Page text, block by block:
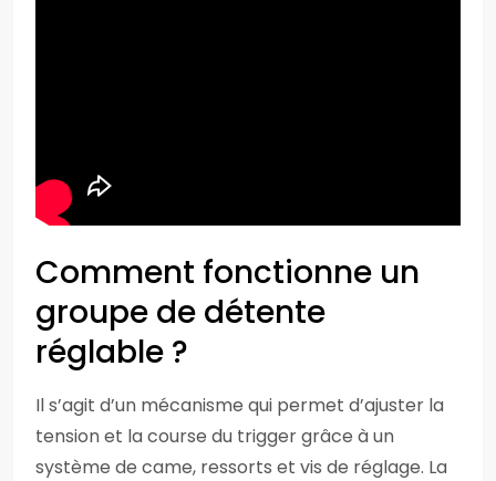
Comment fonctionne un
groupe de détente
réglable ?
Il s’agit d’un mécanisme qui permet d’ajuster la
tension et la course du trigger grâce à un
système de came, ressorts et vis de réglage. La